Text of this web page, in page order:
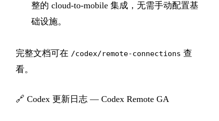
整的 cloud-to-mobile 集成，无需手动配置基
础设施。
完整文档可在 /codex/remote-connections 查
看。
🔗 Codex 更新日志 — Codex Remote GA